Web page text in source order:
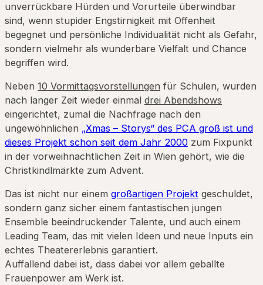
unverrückbare Hürden und Vorurteile überwindbar
sind, wenn stupider Engstirnigkeit mit Offenheit
begegnet und persönliche Individualität nicht als Gefahr,
sondern vielmehr als wunderbare Vielfalt und Chance
begriffen wird.
Neben 10 Vormittagsvorstellungen für Schulen, wurden
nach langer Zeit wieder einmal drei Abendshows
eingerichtet, zumal die Nachfrage nach den
ungewöhnlichen „Xmas – Storys“ des PCA groß ist und
dieses Projekt schon seit dem Jahr 2000 zum Fixpunkt
in der vorweihnachtlichen Zeit in Wien gehört, wie die
Christkindlmärkte zum Advent.
Das ist nicht nur einem großartigen Projekt geschuldet,
sondern ganz sicher einem fantastischen jungen
Ensemble beeindruckender Talente, und auch einem
Leading Team, das mit vielen Ideen und neue Inputs ein
echtes Theatererlebnis garantiert.
Auffallend dabei ist, dass dabei vor allem geballte
Frauenpower am Werk ist.